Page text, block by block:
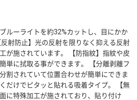
ルーライトを約32%カットし、目にかか
射防止】光の反射を限りなく抑える反射
が施されています。 【防指紋】指紋や皮
単に拭取る事ができます。 【分離剥離フ
割されていて位置合わせが簡単にできま
だけでピタッと貼れる吸着タイプ。 【無
に特殊加工が施されており、貼り付け